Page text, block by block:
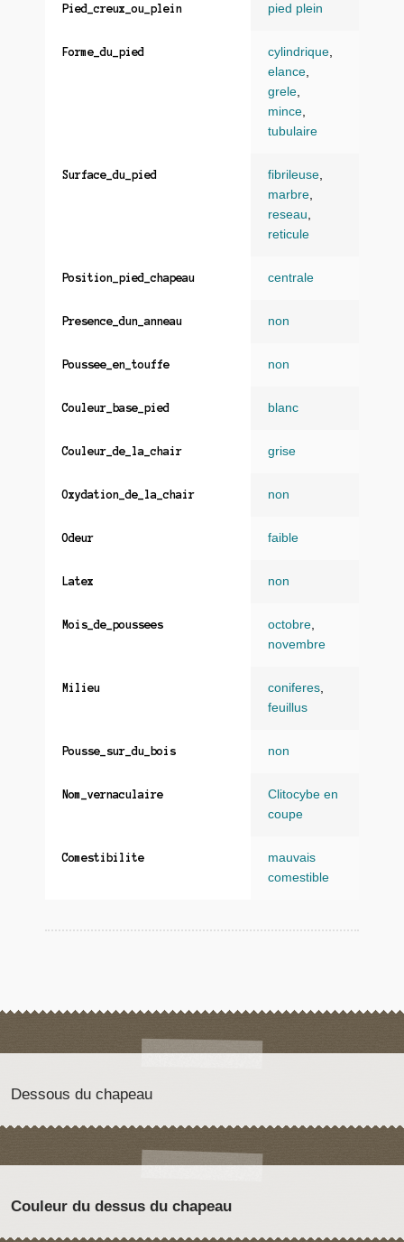
Pied_creux_ou_plein pied plein
Forme_du_pied cylindrique
elance
grele
mince
tubulaire
Surface_du_pied fibrileuse
marbre
reseau
reticule
Position_pied_chapeau centrale
Presence_dun_anneau non
Poussee_en_touffe non
Couleur_base_pied blanc
Couleur_de_la_chair grise
Oxydation_de_la_chair non
Odeur faible
Latex non
Mois_de_poussees octobre
novembre
Milieu coniferes
feuillus
Pousse_sur_du_bois non
Nom_vernaculaire
Clitocybe en
coupe
Comestibilite
mauvais
comestible
Dessous du chapeau
Couleur du dessus du chapeau